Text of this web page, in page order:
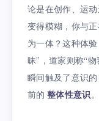
论是在创作、运
变得模糊，你与
为一体？这种体
昧”，道家则称“
瞬间触及了意识
前的整体性意识。